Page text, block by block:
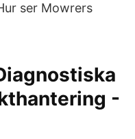
ser Mowrers
-